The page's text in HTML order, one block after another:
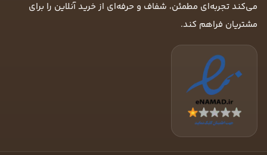
می‌کند تجربه‌ای مطمئن، شفاف و حرفه‌ای از خرید آنلاین را برای
مشتریان فراهم کند.